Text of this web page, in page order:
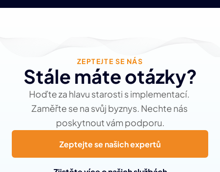
ZEPTEJTE SE NÁS
Stále máte otázky?
Hoďte za hlavu starosti s implementací.
Zaměřte se na svůj byznys. Nechte nás
poskytnout vám podporu.
Zeptejte se našich expertů